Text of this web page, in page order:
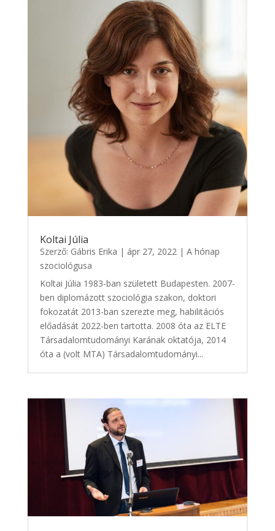
Koltai Júlia
Szerző: Gábris Erika | ápr 27, 2022| A hónap
szociológusa
Koltai Júlia 1983-ban született Budapesten. 2007-
ben diplomázott szociológia szakon, doktori
fokozatát 2013-ban szerezte meg, habilitációs
előadását 2022-ben tartotta. 2008 óta az ELTE
Társadalomtudományi Karának oktatója, 2014
óta a (volt MTA) Társadalomtudományi...